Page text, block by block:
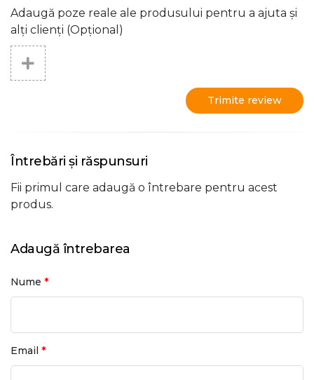
Adaugă poze reale ale produsului pentru a ajuta și
alți clienți (Opțional)
Trimite review
Întrebări și răspunsuri
Fii primul care adaugă o întrebare pentru acest
produs.
Adaugă întrebarea
Nume *
Email *